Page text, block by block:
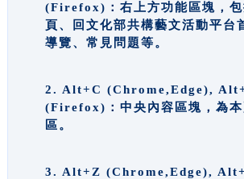
(Firefox)：右上方功能區塊，包
頁、回文化部共構藝文活動平台
導覽、常見問題等。
2. Alt+C (Chrome,Edge),
(Firefox)：中央內容區塊，為本
區。
3. Alt+Z (Chrome,Edge),